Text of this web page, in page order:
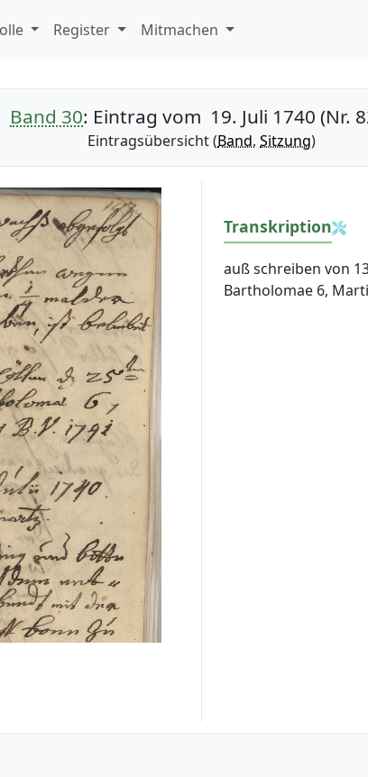
Register Mitmachen
Band 30: Eintrag vom 19. Juli 1740 (Nr.
Eintragsübersicht (Band,Sitzung)
Transkription
auß schreiben von
Bartholomae 6,